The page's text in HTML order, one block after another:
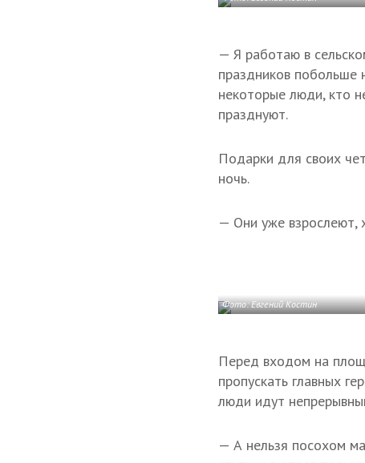
— Я работаю в
праздников
некоторые люди, кто
празднуют.
Подарки для своих
ночь.
— Они уже взрослеют,
Фото: Евгений Костин
Перед входом на
пропускать главных
люди идут
— А нельзя посохом